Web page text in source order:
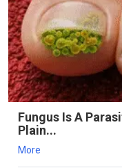
Fungus Is A
Plain...
More